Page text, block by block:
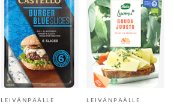
LEIVÄNPÄÄLLE LEIVÄNPÄÄLLE